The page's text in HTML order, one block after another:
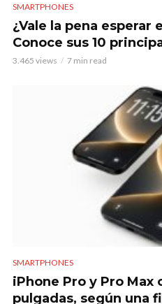
SMARTPHONES
¿Vale la pena esperar
Conoce sus 10
3.465 views 7 min read
SMARTPHONES
iPhone Pro y Pro Max
pulgadas, según una